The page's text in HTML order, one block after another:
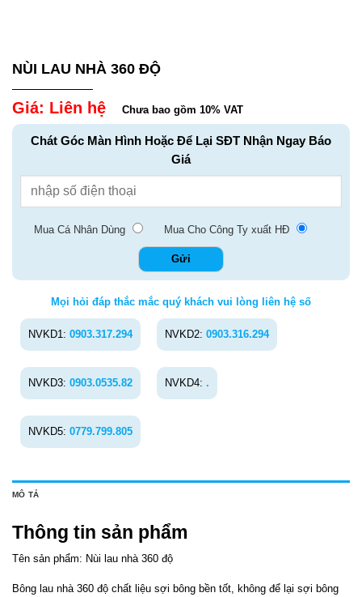
NÙI LAU NHÀ 360 ĐỘ
Giá: Liên hệ Chưa bao gồm 10% VAT
Chát Góc Màn Hình Hoặc Để Lại SĐT Nhận Ngay Báo
Giá
Mua Cá Nhân Dùng Mua Cho Công Ty xuất HĐ
Mọi hỏi đáp thắc mắc quý khách vui lòng liên hệ số
NVKD1: 0903.317.294 NVKD2: 0903.316.294
NVKD3: 0903.0535.82 NVKD4: .
NVKD5: 0779.799.805
MÔ TẢ
Thông tin sản phẩm
Tên sản phẩm: Nùi lau nhà 360 độ
Bông lau nhà 360 độ chất liệu sợi bông bền tốt, không để lại sợi bông